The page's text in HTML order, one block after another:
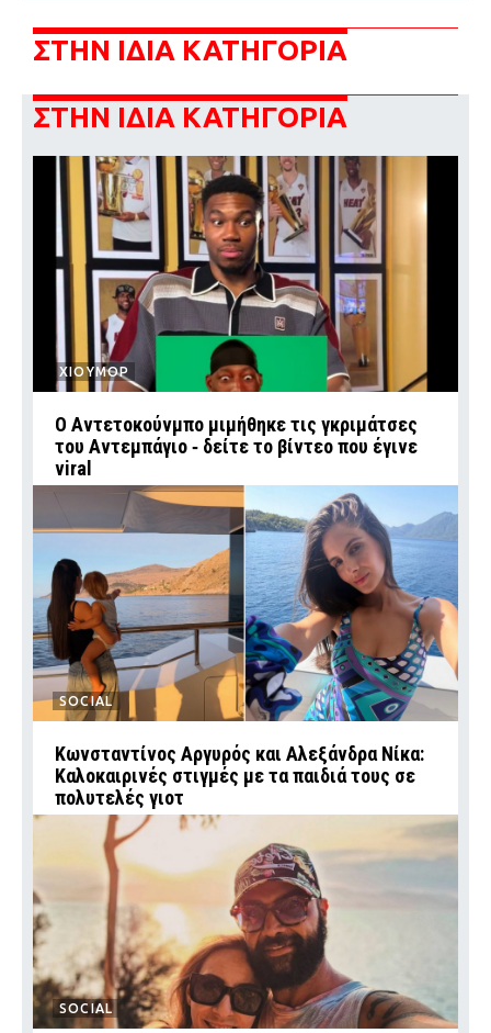
ΣΤΗΝ ΙΔΙΑ ΚΑΤΗΓΟΡΙΑ
ΣΤΗΝ ΙΔΙΑ ΚΑΤΗΓΟΡΙΑ
ΧΙΟΥΜΟΡ
Ο Αντετοκούνμπο μιμήθηκε τις γκριμάτσες
του Αντεμπάγιο ‑ δείτε το βίντεο που έγινε
viral
SOCIAL
Κωνσταντίνος Αργυρός και Αλεξάνδρα Νίκα:
Καλοκαιρινές στιγμές με τα παιδιά τους σε
πολυτελές γιοτ
SOCIAL